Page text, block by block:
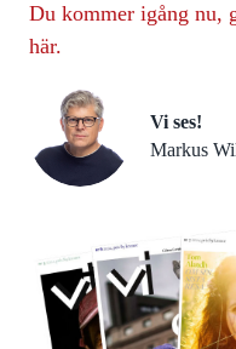
Du kommer igång nu,
här.
Vi ses!
Markus